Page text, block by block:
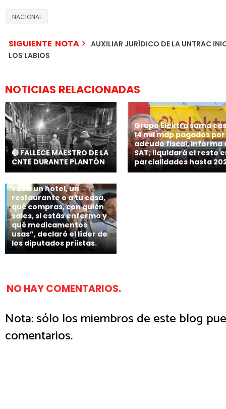
NACIONAL
SIGUIENTE NOTA
AUXILIAR JURÍDICO DE LA UNTRAC
LOS LABIOS
NOTICIAS RELACIONADAS
🔴 FALLECE MAESTRO DE LA
CNTE DURANTE PLANTÓN
Grupo Elektra suma
14 mil mdp pagados por
adeudo fiscal, informa
SAT; liquidará el resto
parcialidades hasta
🗣 “Las autoridades
vas a un hotel, un
restaurante o a tu casa,
qué compras, con quién
sales, si estás enfermo y
qué medicamentos
usas”, declaró el líder de
los diputados priistas.
NO HAY COMENTARIOS.
Nota: sólo los miembros de este blog
comentarios.